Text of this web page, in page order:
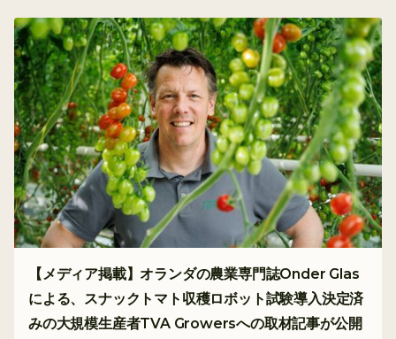
【メディア掲載】オランダの農業専門誌Onder Glas
による、スナックトマト収穫ロボット試験導入決定済
みの大規模生産者TVA Growersへの取材記事が公開